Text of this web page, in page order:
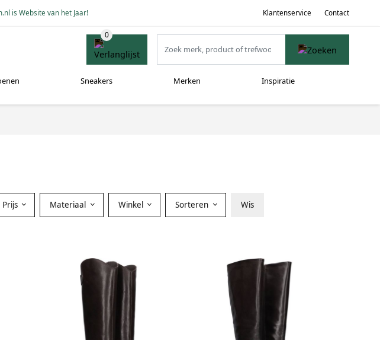
is Website van het Jaar! Klantenservice Contact
Sneakers Merken Inspiratie
Prijs Materiaal Winkel Sorteren Wis